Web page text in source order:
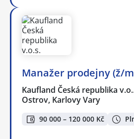
Manažer prodejny (ž/
Kaufland Česká republika
Ostrov, Karlovy Vary
90 000 – 120 000 Kč